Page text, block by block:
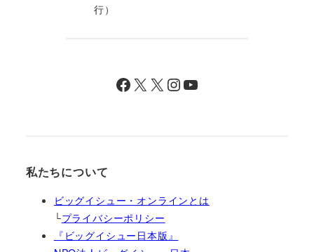
行）
Facebook X X InstagramYouTube
私たちについて
ビッグイシュー・オンラインとは
└プライバシーポリシー
『ビッグイシュー日本版』